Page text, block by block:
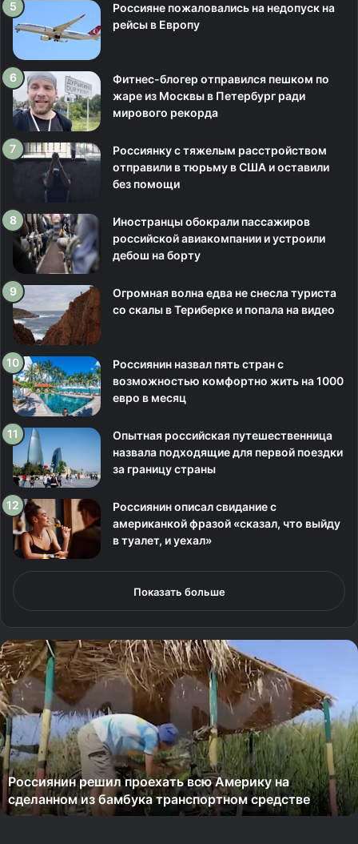
Россияне пожаловались на недопуск на
рейсы в Европу
Фитнес-блогер отправился пешком по
жаре из Москвы в Петербург ради
мирового рекорда
Россиянку с тяжелым расстройством
отправили в тюрьму в США и оставили
без помощи
Иностранцы обокрали пассажиров
российской авиакомпании и устроили
дебош на борту
Огромная волна едва не снесла туриста
со скалы в Териберке и попала на видео
Россиянин назвал пять стран с
возможностью комфортно жить на 1000
евро в месяц
Опытная российская путешественница
назвала подходящие для первой поездки
за границу страны
Россиянин описал свидание с
американкой фразой «сказал, что выйду
в туалет, и уехал»
Показать больше
Р
о
с
а
в
и
а
ц
и
с
Росавиация сделала предупреждение для
планирующих путешествие жителей страны